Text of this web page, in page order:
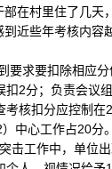
在村里住了几天
近些年考核内容
求要扣除相应分
2分；负责会议
核扣分应控制在
中心工作占20分
击工作中，单位